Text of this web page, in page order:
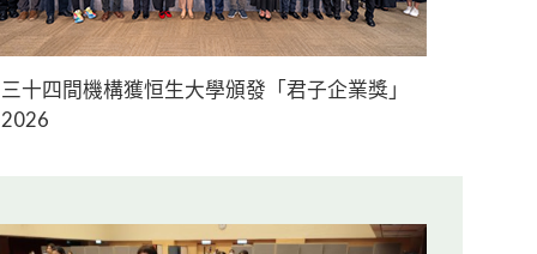
三十四間機構獲恒生大學頒發「君子企業獎」
2026